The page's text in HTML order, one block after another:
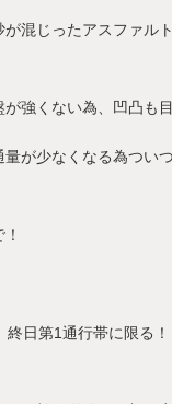
混じったアスファル
強くない為、凹凸も目
が少なくなる為つい
日第1通行帯に限る！